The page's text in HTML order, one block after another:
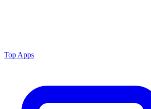
Top Apps